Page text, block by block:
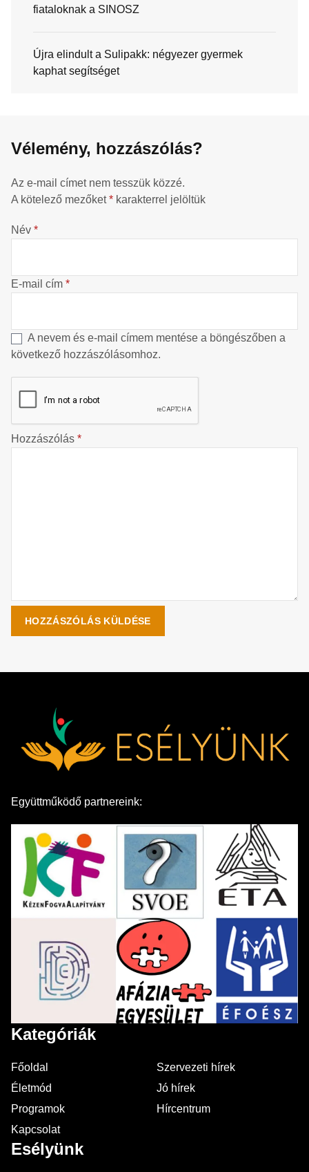
fiataloknak a SINOSZ
Újra elindult a Sulipakk: négyezer gyermek
kaphat segítséget
Vélemény, hozzászólás?
Az e-mail címet nem tesszük közzé.
A kötelező mezőket* karakterrel jelöltük
Név *
E-mail cím *
A nevem és e-mail címem mentése a böngészőben a
következő hozzászólásomhoz.
Hozzászólás *
Együttműködő partnereink:
Kategóriák
Főoldal
Szervezeti hírek
Életmód
Jó hírek
Programok
Hírcentrum
Kapcsolat
Esélyünk